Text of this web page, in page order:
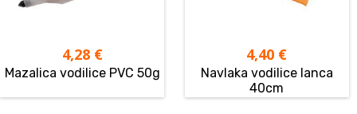
4,28 €
Mazalica vodilice PVC 50g
4,40 €
Navlaka vodilice lanca
40cm